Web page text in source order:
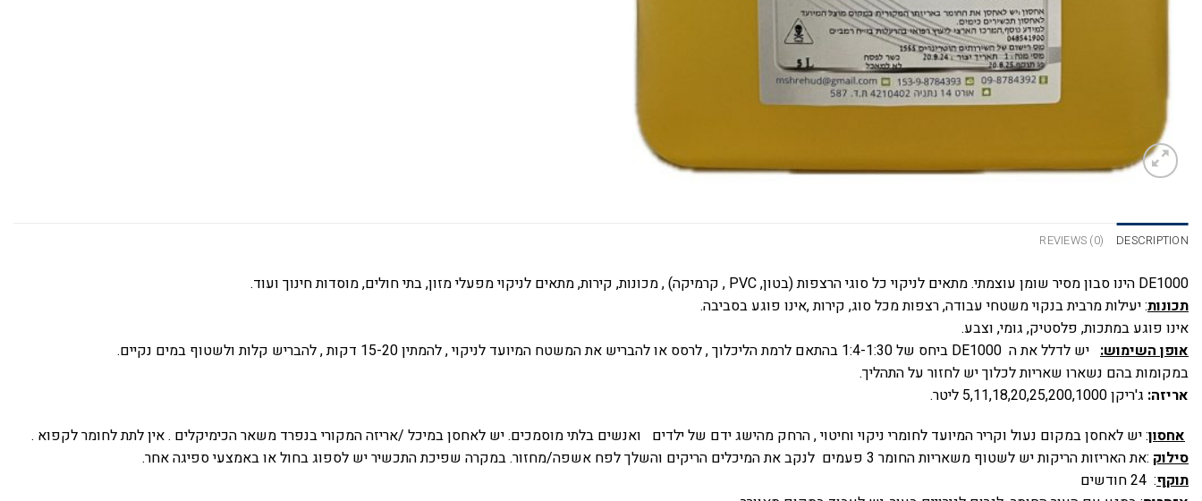
DESCRIPTION
REVIEWS (0)
DE1000 הינו סבון מסיר שומן עוצמתי. מתאים לניקוי כל סוגי הרצפות (בטון, PVC , קרמיקה) , מכונות, קירות, מתאים לניקוי מפעלי מזון, בתי חולים, מוסדות חינוך ועוד.
תכונות: יעילות מרבית בנקוי משטחי עבודה, רצפות מכל סוג, קירות ,אינו פוגע בסביבה.
אינו פוגע במתכות, פלסטיק, גומי, וצבע.
אופן השימוש: יש לדלל את ה DE1000 ביחס של 1:4-1:30 בהתאם לרמת הליכלוך , לרסס או להבריש את המשטח המיועד לניקוי , להמתין 15-20 דקות , להבריש קלות ולשטוף במים נקיים.
במקומות בהם נשארו שאריות לכלוך יש לחזור על התהליך.
אריזה: ג'ריקן 5,11,18,20,25,200,1000 ליטר.
אחסון: יש לאחסן במקום נעול וקריר המיועד לחומרי ניקוי וחיטוי , הרחק מהישג ידם של ילדים ואנשים בלתי מוסמכים. יש לאחסן במיכל /אריזה המקורי בנפרד משאר הכימיקלים . אין לתת לחומר לקפוא .
סילוק :את האריזות הריקות יש לשטוף משאריות החומר 3 פעמים לנקב את המיכלים הריקים והשלך לפח אשפה/מחזור. במקרה שפיכת התכשיר יש לספוג בחול או באמצעי ספיגה אחר.
תוקף: 24 חודשים